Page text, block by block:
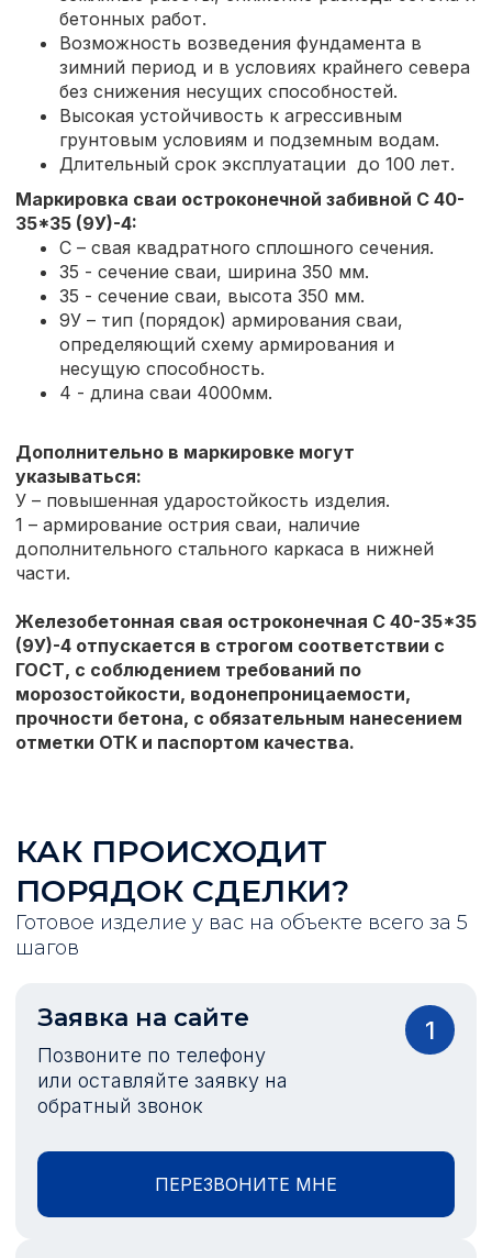
бетонных работ.
Возможность возведения фундамента в
зимний период и в условиях крайнего севера
без снижения несущих способностей.
Высокая устойчивость к агрессивным
грунтовым условиям и подземным водам.
Длительный срок эксплуатации до 100 лет.
Маркировка сваи остроконечной забивной С 40-
35*35 (9У)-4:
С – свая квадратного сплошного сечения.
35 - сечение сваи, ширина 350 мм.
35 - сечение сваи, высота 350 мм.
9У – тип (порядок) армирования сваи,
определяющий схему армирования и
несущую способность.
4 - длина сваи 4000мм.
Дополнительно в маркировке могут
указываться:
У – повышенная ударостойкость изделия.
1 – армирование острия сваи, наличие
дополнительного стального каркаса в нижней
части.
Железобетонная свая остроконечная С 40-35*35
(9У)-4 отпускается в строгом соответствии с
ГОСТ, с соблюдением требований по
морозостойкости, водонепроницаемости,
прочности бетона, с обязательным нанесением
отметки ОТК и паспортом качества.
КАК ПРОИСХОДИТ
ПОРЯДОК СДЕЛКИ?
Готовое изделие у вас на объекте всего за 5
шагов
Заявка на сайте
Позвоните по телефону
или оставляйте заявку на
обратный звонок
1
ПЕРЕЗВОНИТЕ МНЕ